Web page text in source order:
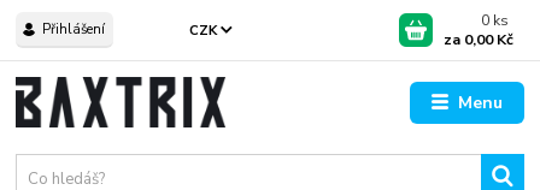
Menu
CZK
Přihlášení 0 ks
za 0,00 Kč